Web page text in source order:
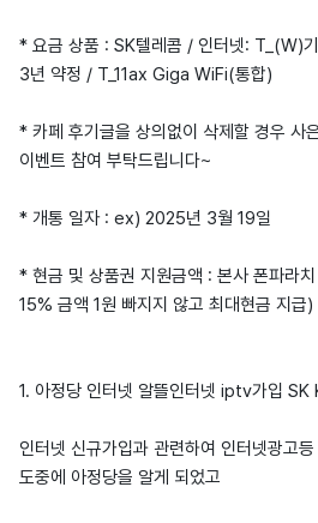
* 요금 상품 : SK텔레콤 / 인터넷: T_(W)
3년 약정 / T_11ax Giga WiFi(통합)
* 카페 후기글을 상의없이 삭제할 경우 사
이벤트 참여 부탁드립니다~
* 개통 일자 : ex) 2025년 3월 19일
* 현금 및 상품권 지원금액 : 본사 폰파라
15% 금액 1원 빠지지 않고 최대현금 지급)
1. 아정당 인터넷 알뜰인터넷 iptv가입
인터넷 신규가입과 관련하여 인터넷광고
도중에 아정당을 알게 되었고